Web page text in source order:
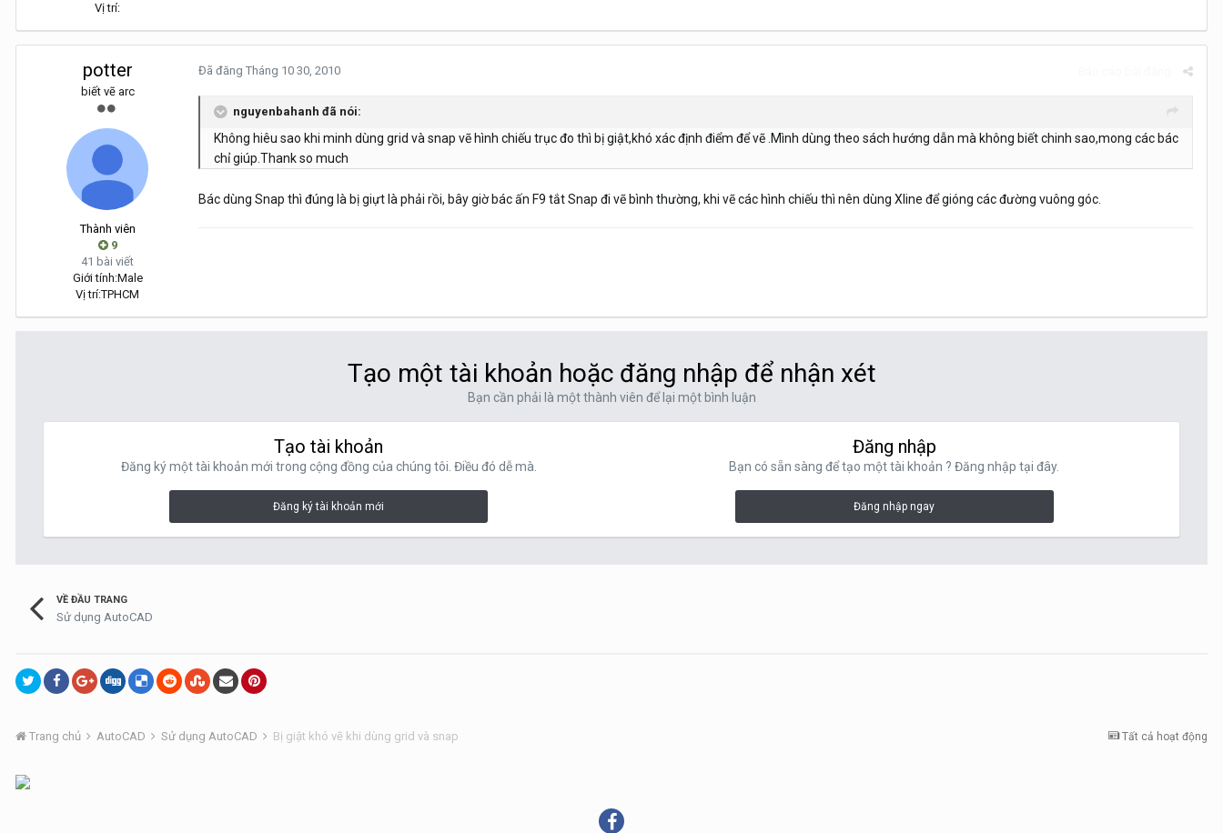
Vị trí:
potter
biết vẽ arc
Thành viên
9
41 bài viết
Giới tính:Male
Vị trí:TPHCM
Đã đăng Tháng 10 30, 2010
nguyenbahanh đã nói:
Không hiêu sao khi minh dùng grid và snap vẽ hình chiếu trục đo thì bị giật,khó xác định điểm để vẽ .Mình dùng theo sách hướng dẫn mà không biết chinh sao,mong các bác
chỉ giúp.Thank so much
Bác dùng Snap thì đúng là bị giựt là phải rồi, bây giờ bác ấn F9 tắt Snap đi vẽ bình thường, khi vẽ các hình chiếu thì nên dùng Xline để gióng các đường vuông góc.
Tạo một tài khoản hoặc đăng nhập để nhận xét
Bạn cần phải là một thành viên để lại một bình luận
Tạo tài khoản
Đăng ký một tài khoản mới trong cộng đồng của chúng tôi. Điều đó dễ mà.
Đăng ký tài khoản mới
Đăng nhập
Bạn có sẵn sàng để tạo một tài khoản ? Đăng nhập tại đây.
Đăng nhập ngay
VỀ ĐẦU TRANG
Sử dụng AutoCAD
Tất cả hoạt động
Trang chủ AutoCAD Sử dụng AutoCAD Bị giật khó vẽ khi dùng grid và snap